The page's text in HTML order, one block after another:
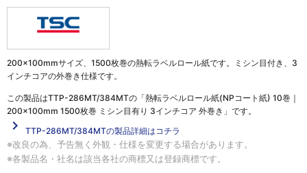
200×100mmサイズ、1500枚巻の熱転ラベルロール紙です。ミシン目付き、3
インチコアの外巻き仕様です。
この製品はTTP-286MT/384MTの「熱転ラベルロール紙(NPコート紙) 10巻｜
200×100mm 1500枚巻 ミシン目有り 3インチコア 外巻き」 です。
navigate_next
TTP-286MT/384MTの製品詳細はコチラ
※改良の為、予告無く外観・仕様を変更する場合があります。
※各製品名・社名は該当各社の商標又は登録商標です。